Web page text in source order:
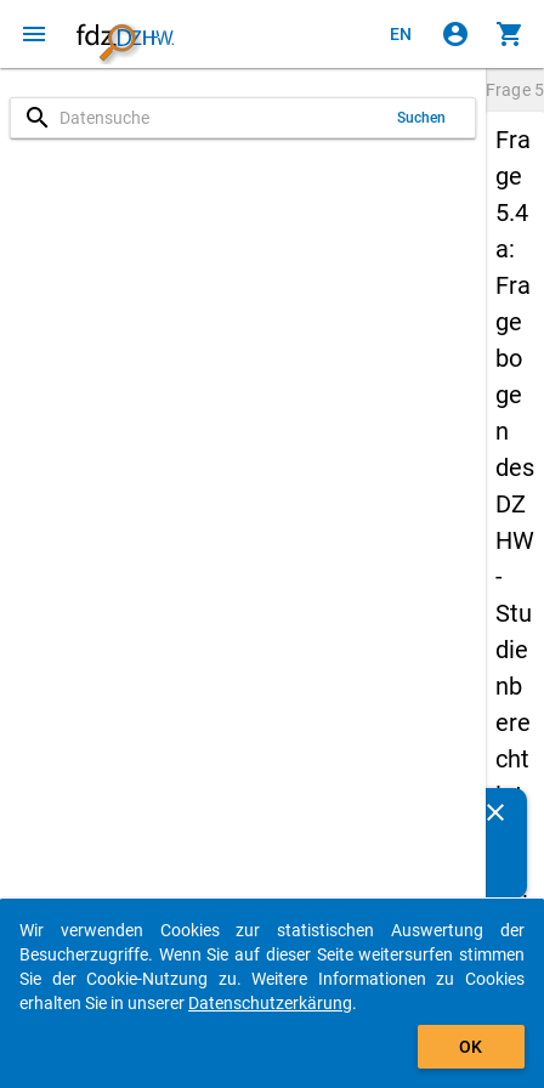
menu EN account_circle shopping_cart
search Suchen
Frage
Fra
ge
5.4
a:
Fra
ge
bo
ge
n
des
DZ
HW
-
Stu
die
nb
ere
cht
igt
nel
s
20
clear
auto_stories
add_shopping_cart
Wir verwenden Cookies zur statistischen Auswertung der
Besucherzugriffe. Wenn Sie auf dieser Seite weitersurfen stimmen
Sie der Cookie-Nutzung zu. Weitere Informationen zu Cookies
erhalten Sie in unserer Datenschutzerkärung.
OK